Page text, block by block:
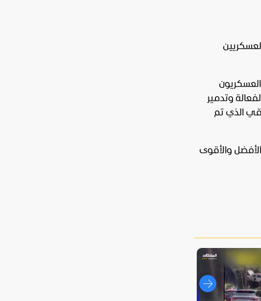
وتدمير
الذي تم
والأقوى